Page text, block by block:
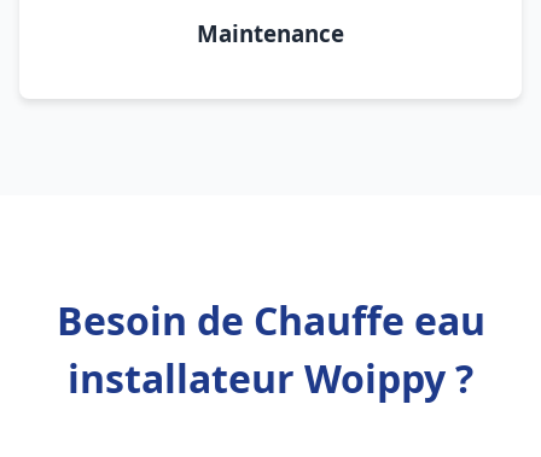
Maintenance
Besoin de Chauffe eau
installateur Woippy ?